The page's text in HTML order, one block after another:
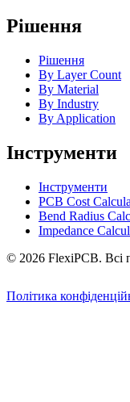
Рішення
Рішення
By Layer Count
By Material
By Industry
By Application
Інструменти
Інструменти
PCB Cost
Bend Radius
Impedance
© 2026 FlexiPCB. Всі
Політика